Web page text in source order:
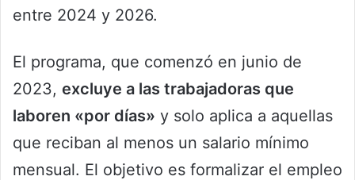
entre 2024 y 2026.
El programa, que comenzó en junio de
2023, excluye a las trabajadoras que
laboren «por días» y solo aplica a aquellas
que reciban al menos un salario mínimo
mensual. El objetivo es formalizar el empleo